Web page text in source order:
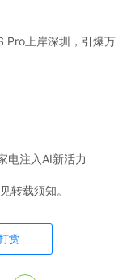
Pro上岸深圳，引爆万
电注入AI新活力
转载须知。
赏